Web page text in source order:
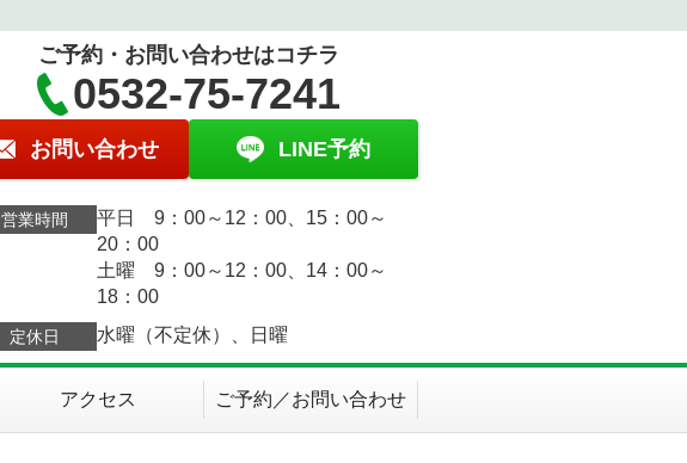
ご予約・お問い合わせはコチラ
0532-75-7241
お問い合わせ LINE予約
営業時間
平日 9：00～12：00、15：00～
20：00
土曜 9：00～12：00、14：00～
18：00
定休日 水曜（不定休）、日曜
アクセス ご予約／お問い合わせ